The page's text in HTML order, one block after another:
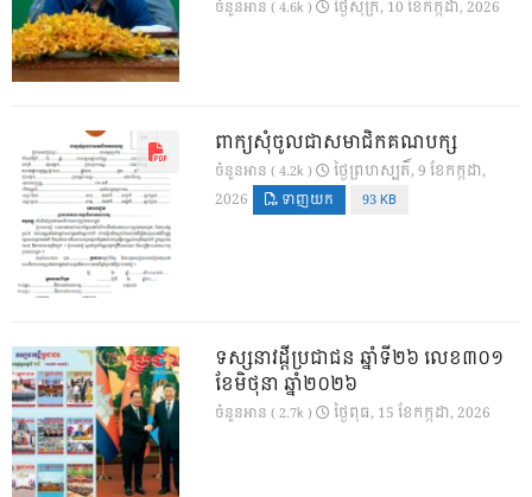
ចំនួនអាន ( 4.6k ) ថ្ងៃ​សុក្រ, 10 ខែ​កក្កដា, 2026
ពាក្យសុំចូលជាសមាជិកគណបក្ស
ចំនួនអាន ( 4.2k )
ថ្ងៃ​ព្រហស្បតិ៍, 9 ខែ​កក្កដា,
2026
ទាញយក 93 KB
ទស្សនាវដ្ដីប្រជាជន ឆ្នាំទី២៦ លេខ៣០១
ខែមិថុនា ឆ្នាំ២០២៦
ចំនួនអាន ( 2.7k ) ថ្ងៃ​ពុធ, 15 ខែ​កក្កដា, 2026